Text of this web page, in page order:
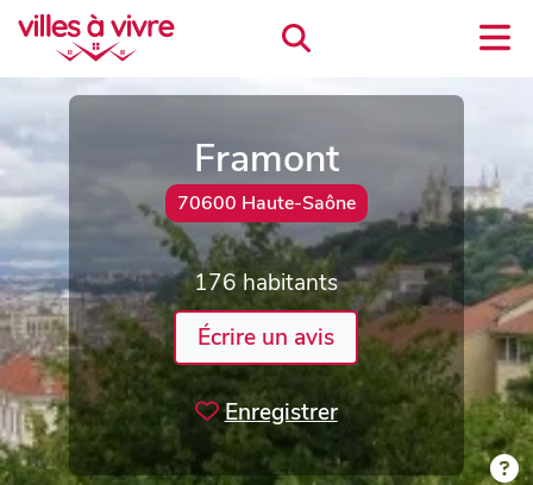
Framont
70600 Haute-Saône
176 habitants
Écrire un avis
Enregistrer